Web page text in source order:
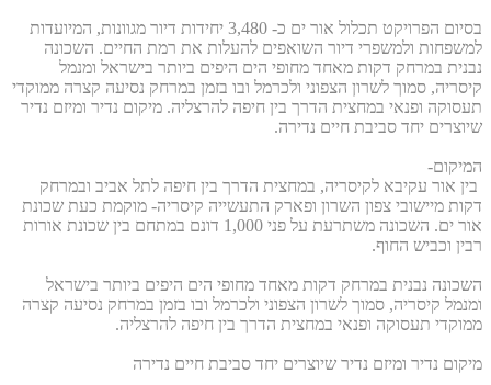
בסיום הפרויקט תכלול אור ים כ- 3,480 יחידות דיור מגוונות, המיועדות
למשפחות ולמשפרי דיור השואפים להעלות את רמת החיים. השכונה
נבנית במרחק דקות מאחד מחופי הים היפים ביותר בישראל ומנמל
קיסריה, סמוך לשרון הצפוני ולכרמל ובו בזמן במרחק נסיעה קצרה ממוקדי
תעסוקה ופנאי במחצית הדרך בין חיפה להרצליה. מיקום נדיר ומיזם נדיר
שיוצרים יחד סביבת חיים נדירה.
המיקום-
בין אור עקיבא לקיסריה, במחצית הדרך בין חיפה לתל אביב ובמרחק
דקות מיישובי צפון השרון ופארק התעשייה קיסריה- מוקמת כעת שכונת
אור ים. השכונה משתרעת על פני 1,000 דונם במתחם בין שכונת אורות
רבין וכביש החוף.
השכונה נבנית במרחק דקות מאחד מחופי הים היפים ביותר בישראל
ומנמל קיסריה, סמוך לשרון הצפוני ולכרמל ובו בזמן במרחק נסיעה קצרה
ממוקדי תעסוקה ופנאי במחצית הדרך בין חיפה להרצליה.
מיקום נדיר ומיזם נדיר שיוצרים יחד סביבת חיים נדירה